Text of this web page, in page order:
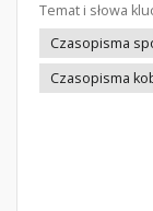
Temat i słowa
Czasopisma
Czasopisma